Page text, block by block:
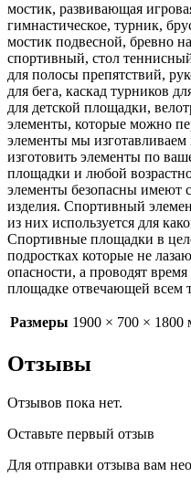
мостик, развивающая
гимнастическое, турник,
мостик подвесной, бревно
спортивный, стол
для полосы препятствий,
для бега, каскад турников
для детской площадки,
элементы, которые можно
элементы мы
изготовить элементы по
площадки и любой
элементы безопасны имеют
изделия. Спортивный
из них используется для
Спортивные площадки в
подростках которые не
опасности, а проводят
площадке отвечающей всем
Размеры 1900 × 700 × 1800
Отзывы
Отзывов пока нет.
Оставьте первый отзыв
Для отправки отзыва вам